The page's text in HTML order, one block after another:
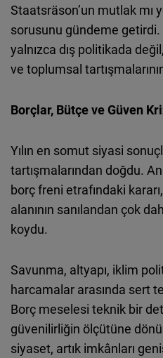
Staatsräson’un mutlak mı
sorusunu gündeme
yalnızca dış politikada
ve toplumsal
Borçlar, Bütçe ve Güven
Yılın en somut siyasi
tartışmalarından doğdu.
borç freni etrafındaki
alanının sanılandan çok
koydu.
Savunma, altyapı, iklim
harcamalar arasında sert
Borç meselesi teknik bir
güvenilirliğin ölçütüne
siyaset, artık imkânları